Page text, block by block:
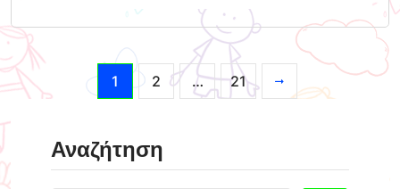
1 2 … 21
Αναζήτηση